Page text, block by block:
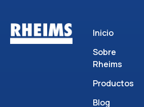
Inicio
Sobre
Rheims
Productos
Blog